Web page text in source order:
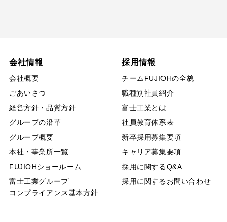
会社情報
会社概要
ごあいさつ
経営方針・品質方針
グループの沿革
グループ概要
本社・事業所一覧
FUJIOHショールーム
富士工業グループ
コンプライアンス基本方針
採用情報
チームFUJIOHの全貌
職種別社員紹介
富士工業とは
社員教育体系表
新卒採用募集要項
キャリア募集要項
採用に関するQ&A
採用に関するお問い合わせ